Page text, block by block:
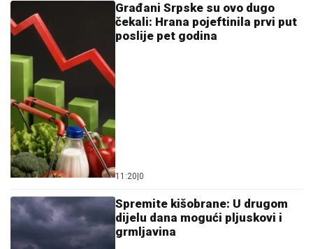
Građani Srpske su ovo dugo
čekali: Hrana pojeftinila prvi put
poslije pet godina
11:20 0
Spremite kišobrane: U drugom
dijelu dana mogući pljuskovi i
grmljavina